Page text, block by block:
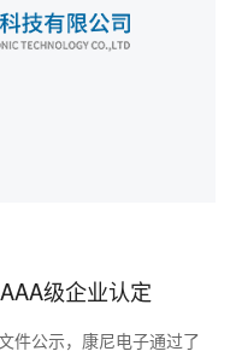
级企业认定
件公示，康尼电子通过了